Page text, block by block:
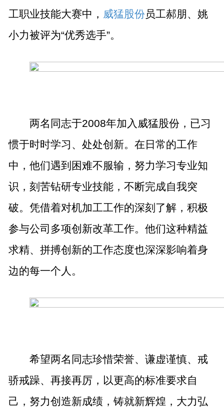
工职业技能大赛中， 威猛股份 员工郝朋、姚
小力被评为“优秀选手”。
两名同志于2008年加入威猛股份，已习
惯于时时学习、处处创新。在日常的工作
中，他们遇到困难不服输，努力学习专业知
识，刻苦钻研专业技能，不断完成自我突
破。凭借着对机加工工作的深刻了解，积极
参与公司多项创新改革工作。他们这种精益
求精、拼搏创新的工作态度也深深影响着身
边的每一个人。
希望两名同志珍惜荣誉、谦虚谨慎、戒
骄戒躁、再接再厉，以更高的标准要求自
己，努力创造新成绩，铸就新辉煌，大力弘